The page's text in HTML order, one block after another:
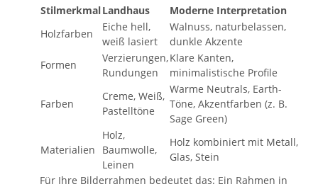
StilmerkmalLandhaus
Moderne Interpretation
Holzfarben
Eiche hell,
weiß lasiert
Walnuss, naturbelassen,
dunkle Akzente
Formen
Verzierungen,
Rundungen
Klare Kanten,
minimalistische Profile
Farben
Creme, Weiß,
Pastelltöne
Warme Neutrals, Earth-
Töne, Akzentfarben (z. B.
Sage Green)
Materialien
Holz,
Baumwolle,
Leinen
Holz kombiniert mit Metall,
Glas, Stein
Für Ihre Bilderrahmen bedeutet das: Ein Rahmen in